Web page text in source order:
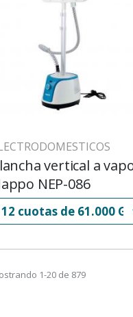
vertical a
NEP-086
1-20 de 879